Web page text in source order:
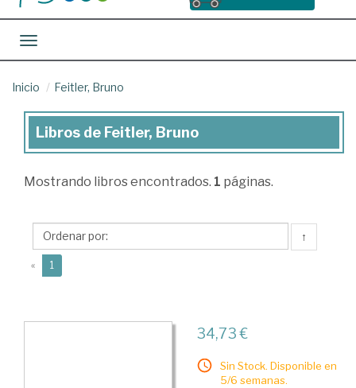
Toggle navigation
Inicio Feitler, Bruno
Libros
Feitler,
Libros de Feitler, Bruno
Mostrando libros encontrados. 1 páginas.
↑
« 1
34,73 €
Sin Stock. Disponible en
5/6 semanas.